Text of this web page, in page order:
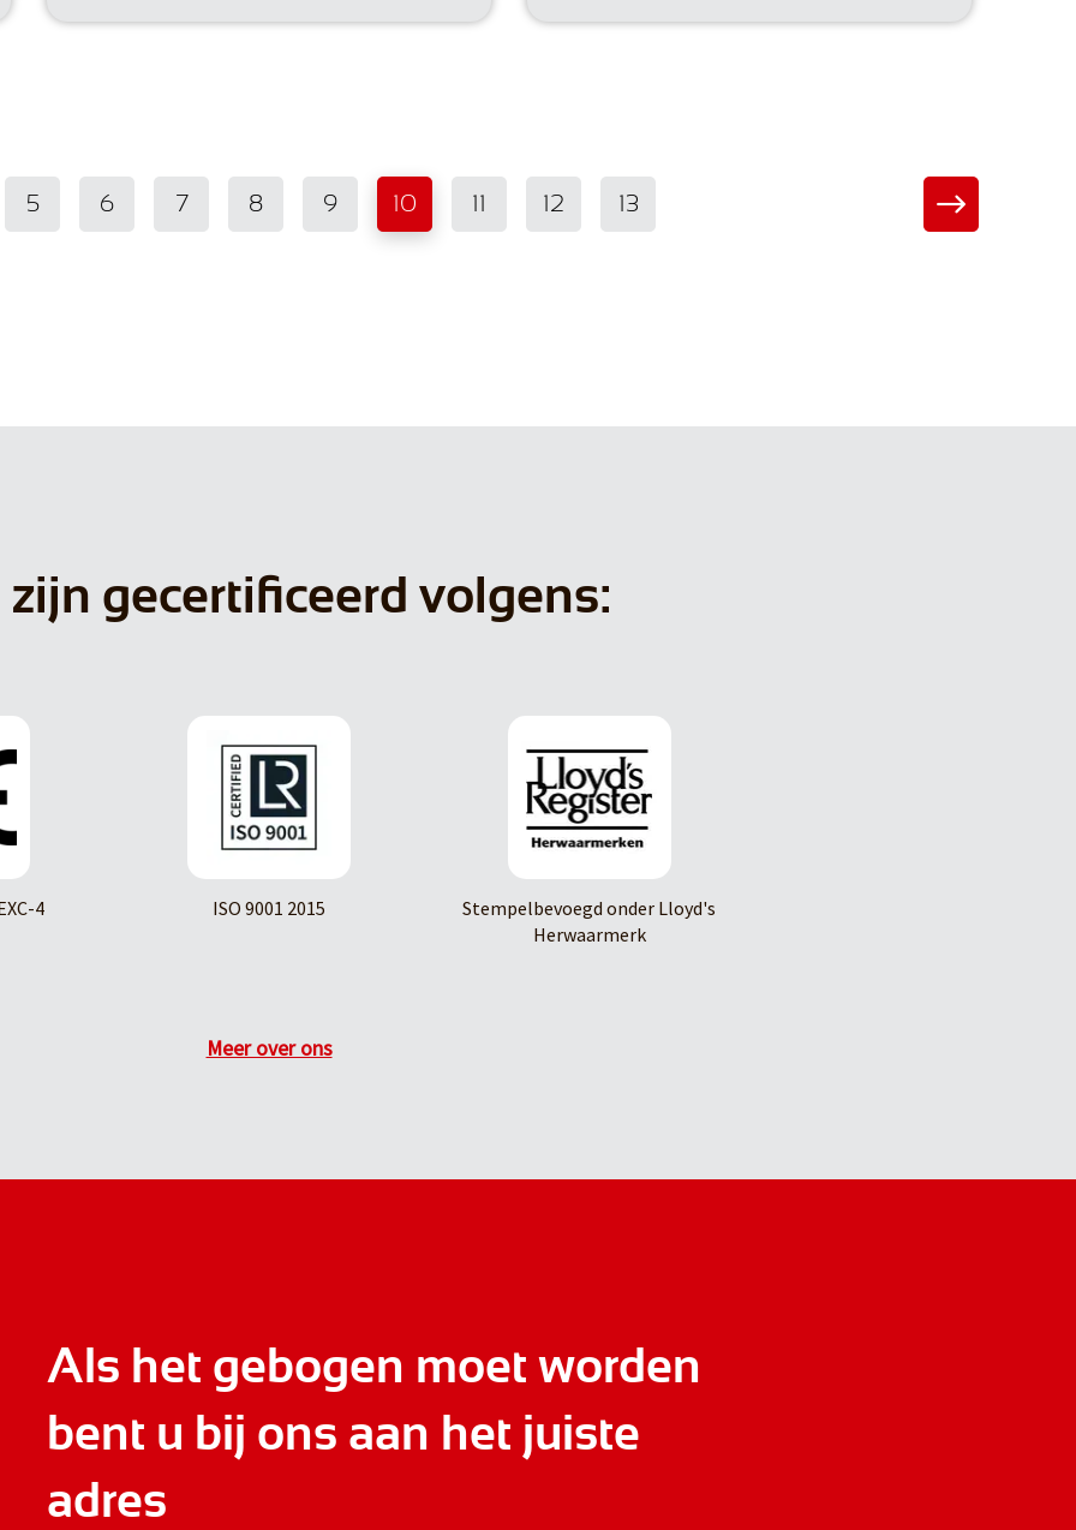
5 6 7 8 9 10 11 12 13
gecertificeerd volgens:
4 ISO 9001 2015
Stempelbevoegd onder Lloyd's
Herwaarmerk
Meer over ons
Als het gebogen moet worden
bent u bij ons aan het juiste
adres